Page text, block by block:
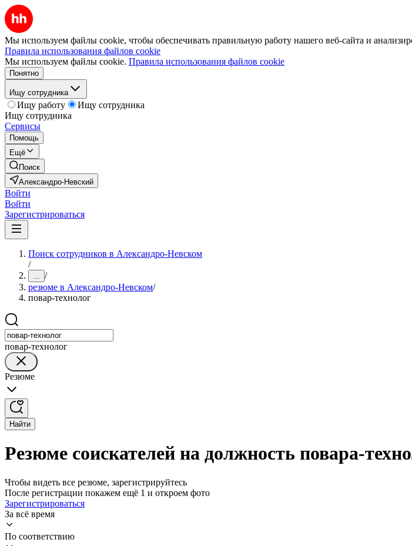
Мы используем файлы cookie, чтобы обеспечивать правильную работу нашего веб-сайта и
Правила использования файлов cookie
Мы используем файлы cookie. Правила использования файлов cookie
Понятно
Ищу сотрудника
Ищу работу
Ищу сотрудника
Ищу сотрудника
Сервисы
Помощь
Ещё
Поиск
Александро-Невский
Войти
Войти
Зарегистрироваться
Поиск сотрудников в Александро-Невском
/
... /
резюме в Александро-Невском/
повар-технолог
повар-технолог
Резюме
Найти
Резюме соискателей на должность повара-
Чтобы видеть все резюме, зарегистрируйтесь
После регистрации покажем ещё 1 и откроем фото
Зарегистрироваться
За всё время
По соответствию